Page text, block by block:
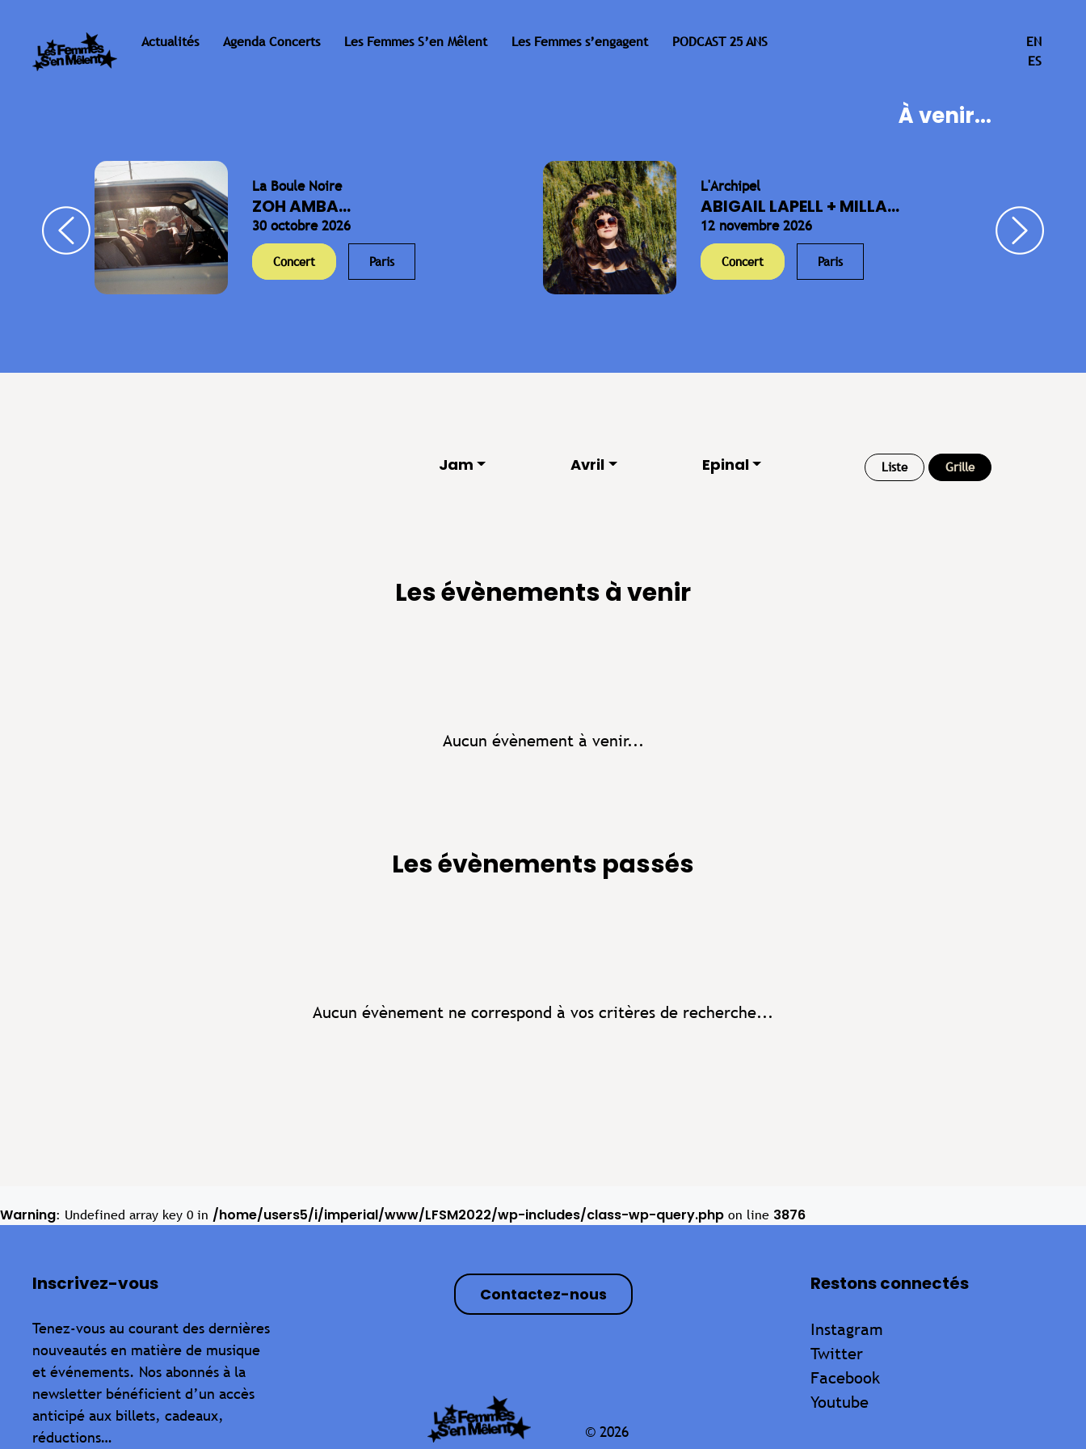
Actualités Agenda Concerts Les Femmes S’en Mêlent Les Femmes s’engagent PODCAST 25 ANS
EN
ES
À venir...
La Boule Noire
ZOH AMBA...
30 octobre 2026
Concert Paris
L'Archipel
ABIGAIL LAPELL + MILLA...
12 novembre 2026
Concert Paris
Jam Avril Epinal Liste Grille
Les évènements à venir
Aucun évènement à venir...
Les évènements passés
Aucun évènement ne correspond à vos critères de recherche...
Warning: Undefined array key 0 in /home/users5/i/imperial/www/LFSM2022/wp-includes/class-wp-query.php on line 3876
Inscrivez-vous
Tenez-vous au courant des dernières
nouveautés en matière de musique
et événements. Nos abonnés à la
newsletter bénéficient d’un accès
anticipé aux billets, cadeaux,
réductions…
Contactez-nous
© 2026
Restons connectés
Instagram
Twitter
Facebook
Youtube